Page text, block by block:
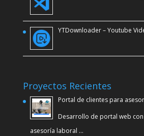
YTDownloader – Youtube
Proyectos Recientes
Portal de clientes para
Desarrollo de portal web
asesoría laboral …